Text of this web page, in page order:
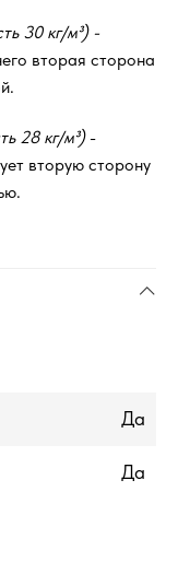
30 кг/м³) -
вторая сторона
28 кг/м³)-
вторую сторону
Да
Да